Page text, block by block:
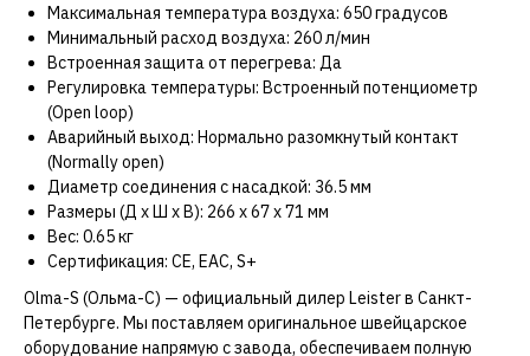
Максимальная температура воздуха: 650 градусов
Минимальный расход воздуха: 260 л/мин
Встроенная защита от перегрева: Да
Регулировка температуры: Встроенный потенциометр
(Open loop)
Аварийный выход: Нормально разомкнутый контакт
(Normally open)
Диаметр соединения с насадкой: 36.5 мм
Размеры (Д х Ш х В): 266 х 67 х 71 мм
Вес: 0.65 кг
Сертификация: CE, EAC, S+
Olma-S (Ольма-С) — официальный дилер Leister в Санкт-
Петербурге. Мы поставляем оригинальное швейцарское
оборудование напрямую с завода, обеспечиваем полную